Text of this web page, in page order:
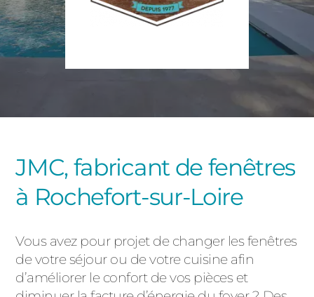
JMC, fabricant de fenêtres
à Rochefort-sur-Loire
Vous avez pour projet de changer les fenêtres
de votre séjour ou de votre cuisine afin
d’améliorer le confort de vos pièces et
ALUMINIUM
LES LUMINEUSES
VOLETS ROULANTS
PERGOLAS
CARPORTS
CLÔTURES